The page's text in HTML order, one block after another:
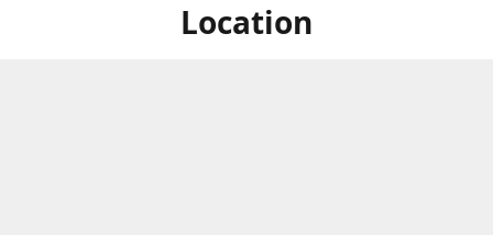
Location